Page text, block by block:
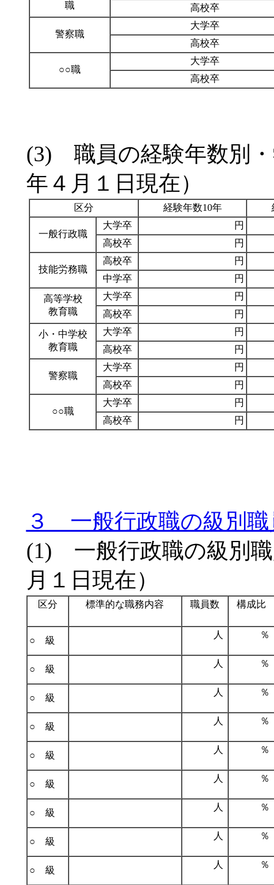
職
高校卒
警察職
大学卒
高校卒
○○職
大学卒
高校卒
(3) 職員の経験年数別
年４月１日現在）
区分 経験年数10年
一般行政職
大学卒
円
高校卒
円
技能労務職
高校卒
円
中学卒
円
高等学校
教育職
大学卒
円
高校卒
円
小・中学校
教育職
大学卒
円
高校卒
円
警察職
大学卒
円
高校卒
円
○○職
大学卒
円
高校卒
円
３ 一般行政職の級別職
(1) 一般行政職の級別
月１日現在）
区分 標準的な職務内容 職員数 構成比
○ 級
人 ％
○ 級
人 ％
○ 級
人 ％
○ 級
人 ％
○ 級
人 ％
○ 級
人 ％
○ 級
人 ％
○ 級
人 ％
○ 級
人 ％